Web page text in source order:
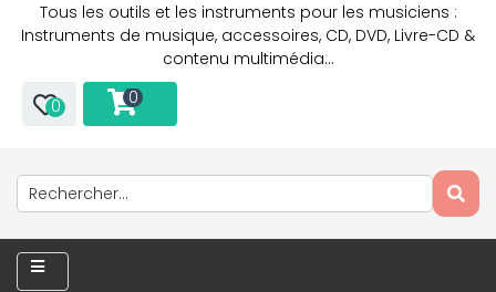
Tous les outils et les instruments pour les musiciens :
Instruments de musique, accessoires, CD, DVD, Livre-CD &
contenu multimédia…
0 0